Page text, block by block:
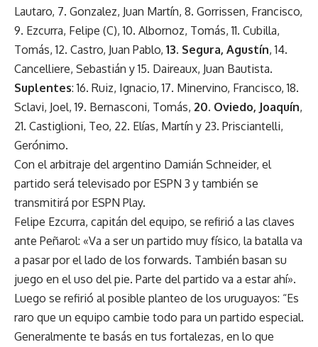
Lautaro, 7. Gonzalez, Juan Martín, 8. Gorrissen, Francisco,
9. Ezcurra, Felipe (C), 10. Albornoz, Tomás, 11. Cubilla,
Tomás, 12. Castro, Juan Pablo, 13. Segura, Agustín, 14.
Cancelliere, Sebastián y 15. Daireaux, Juan Bautista.
Suplentes: 16. Ruiz, Ignacio, 17. Minervino, Francisco, 18.
Sclavi, Joel, 19. Bernasconi, Tomás, 20. Oviedo, Joaquín,
21. Castiglioni, Teo, 22. Elías, Martín y 23. Prisciantelli,
Gerónimo.
Con el arbitraje del argentino Damián Schneider, el
partido será televisado por ESPN 3 y también se
transmitirá por ESPN Play.
Felipe Ezcurra, capitán del equipo, se refirió a las claves
ante Peñarol: «Va a ser un partido muy físico, la batalla va
a pasar por el lado de los forwards. También basan su
juego en el uso del pie. Parte del partido va a estar ahí».
Luego se refirió al posible planteo de los uruguayos: “Es
raro que un equipo cambie todo para un partido especial.
Generalmente te basás en tus fortalezas, en lo que